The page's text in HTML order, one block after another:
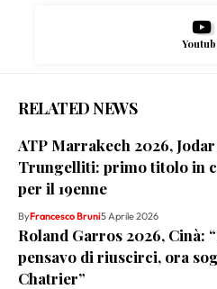
RELATED NEWS
ATP Marrakech 2026,
Trungelliti: primo titolo in
per il 19enne
ByFrancesco Bruni5 Aprile 2026
Roland Garros 2026, Cinà:
pensavo di riuscirci, ora
Chatrier”